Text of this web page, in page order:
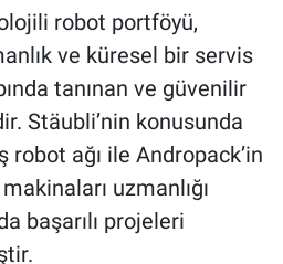
robot portföyü,
ve küresel bir servis
tanınan ve güvenilir
Stäubli’nin konusunda
ağı ile Andropack’in
uzmanlığı
başarılı projeleri